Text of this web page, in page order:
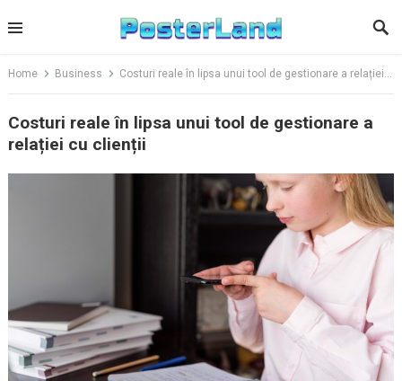
to
Home Business Costuri reale în lipsa unui tool de gestionare a relației cu clienții
Costuri reale în lipsa unui tool de gestionare a
relației cu clienții